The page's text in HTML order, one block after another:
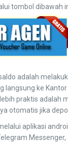
tombol dibawah
adalah
langsung ke
praktis adalah
otomatis jika
aplikasi